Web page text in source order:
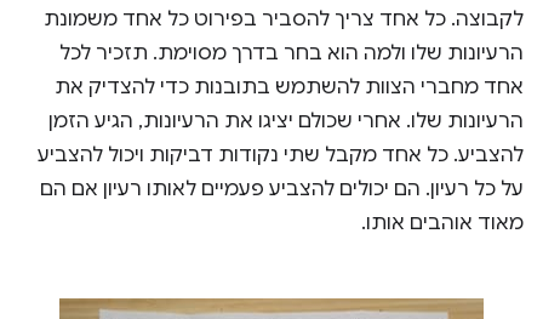
לקבוצה. כל אחד צריך להסביר בפירוט כל אחד משמונת
הרעיונות שלו ולמה הוא בחר בדרך מסוימת. תזכיר לכל
אחד מחברי הצוות להשתמש בתובנות כדי להצדיק את
הרעיונות שלו. אחרי שכולם יציגו את הרעיונות, הגיע הזמן
להצביע. כל אחד מקבל שתי נקודות דביקות ויכול להצביע
על כל רעיון. הם יכולים להצביע פעמיים לאותו רעיון אם הם
מאוד אוהבים אותו.